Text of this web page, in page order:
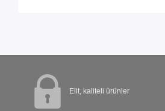
Elit, kaliteli ürünler